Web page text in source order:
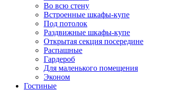
Во всю стену
Встроенные шкафы-купе
Под потолок
Раздвижные шкафы-купе
Открытая секция посередине
Распашные
Гардероб
Для маленького помещения
Эконом
Гостиные